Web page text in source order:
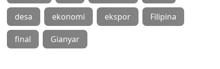
desa ekonomi ekspor Filipina
final Gianyar